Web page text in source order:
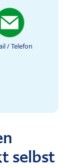
/ Telefon
selbst